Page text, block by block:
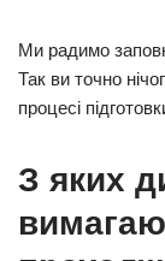
Ми радимо
Так ви точно
процесі
З яких